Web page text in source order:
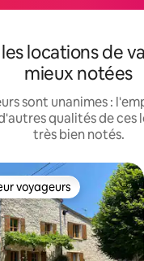
locations de
mieux notées
sont unanimes :
qualités de ces
très bien notés.
parmi les plus
voyageurs